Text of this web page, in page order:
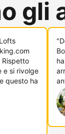
gli
Rispetto
e si rivolge
questo ha